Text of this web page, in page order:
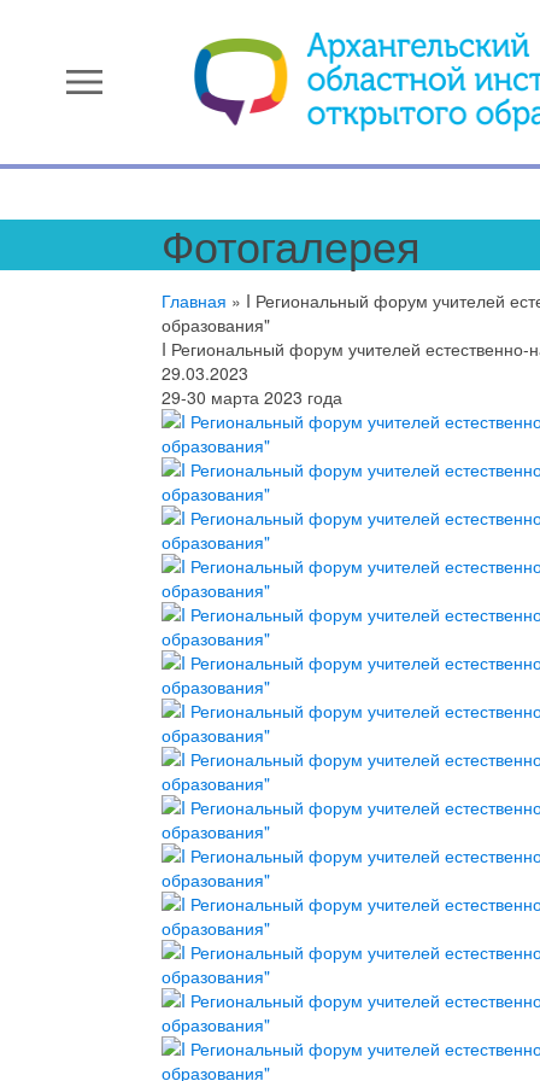
menu
Фотогалерея
Главная » I Региональный форум учителей
образования"
I Региональный форум учителей
29.03.2023
29-30 марта 2023 года